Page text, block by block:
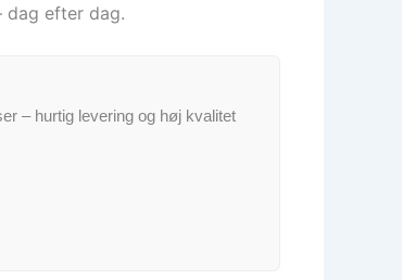
dag efter dag.
– hurtig levering og høj kvalitet